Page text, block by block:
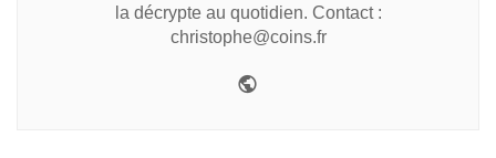
la décrypte au quotidien. Contact :
christophe@coins.fr